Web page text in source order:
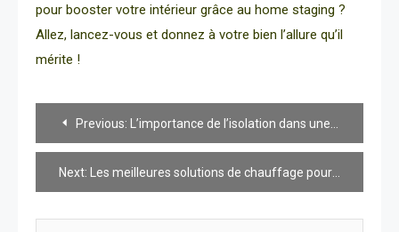
pour booster votre intérieur grâce au home staging ?
Allez, lancez-vous et donnez à votre bien l’allure qu’il
mérite !
Navigation
de
l’article
Previous: L’importance de l’isolation dans une maison économe en énergie
Next: Les meilleures solutions de chauffage pour votre maison